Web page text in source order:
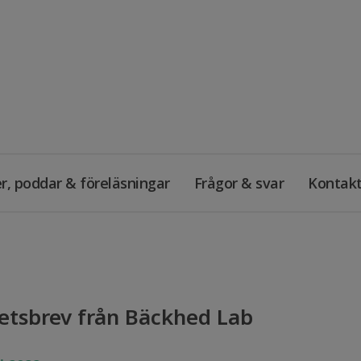
poddar & föreläsningar Frågor & svar
från Bäckhed Lab